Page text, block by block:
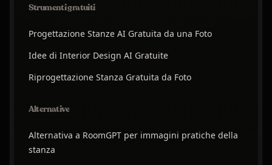
Strumenti gratuiti
Progettazione Stanze AI Gratuita da una Foto
Idee di Interior Design AI Gratuite
Riprogettazione Stanza Gratuita da Foto
Alternative
Alternativa a RoomGPT per immagini pratiche della
stanza